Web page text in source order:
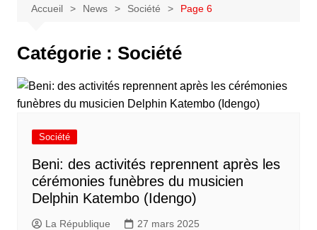
Accueil News Société Page 6
Catégorie : Société
Société
Beni: des activités reprennent après les
cérémonies funèbres du musicien
Delphin Katembo (Idengo)
La République 27 mars 2025